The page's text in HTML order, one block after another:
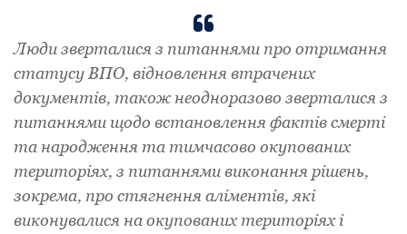
Люди зверталися з питаннями про отримання
статусу ВПО, відновлення втрачених
документів, також неодноразово зверталися з
питаннями щодо встановлення фактів смерті
та народження та тимчасово окупованих
територіях, з питаннями виконання рішень,
зокрема, про стягнення аліментів, які
виконувалися на окупованих територіях і